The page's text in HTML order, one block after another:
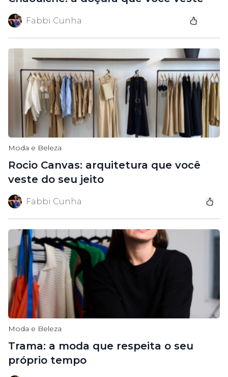
Fabbi Cunha
Moda e Beleza
Rocio Canvas: arquitetura que você
veste do seu jeito
Fabbi Cunha
Moda e Beleza
Trama: a moda que respeita o seu
próprio tempo